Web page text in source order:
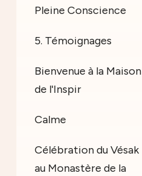
Pleine Conscience
5. Témoignages
Bienvenue à la Maison
de l'Inspir
Calme
Célébration du Vésak
au Monastère de la